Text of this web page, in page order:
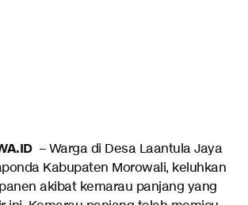
– Warga di Desa Laantula Jaya
Kabupaten Morowali, keluhkan
akibat kemarau panjang yang